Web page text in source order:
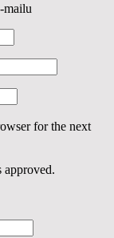
mailu
for the next
approved.